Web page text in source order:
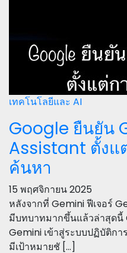
เทคโนโลยีและ AI
Google ยืนยัน
Assistant ตั้งแ
ค้นหา
15 พฤศจิกายน 2025
หลังจากที่ Gemini ฟีเจอร์
มีบทบาทมากขึ้นแล้วล่าสุดนี้
Gemini เข้าสู่ระบบปฏิบัติกา
มีเป้าหมายชั […]